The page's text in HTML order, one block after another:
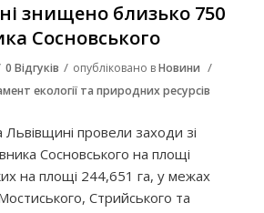
знищено близько 750
Сосновського
0 Відгуків / опубліковано вНовини /
екології та природних ресурсів
Львівщині провели заходи зі
Сосновського на площі
на площі 244,651 га, у межах
Стрийського та